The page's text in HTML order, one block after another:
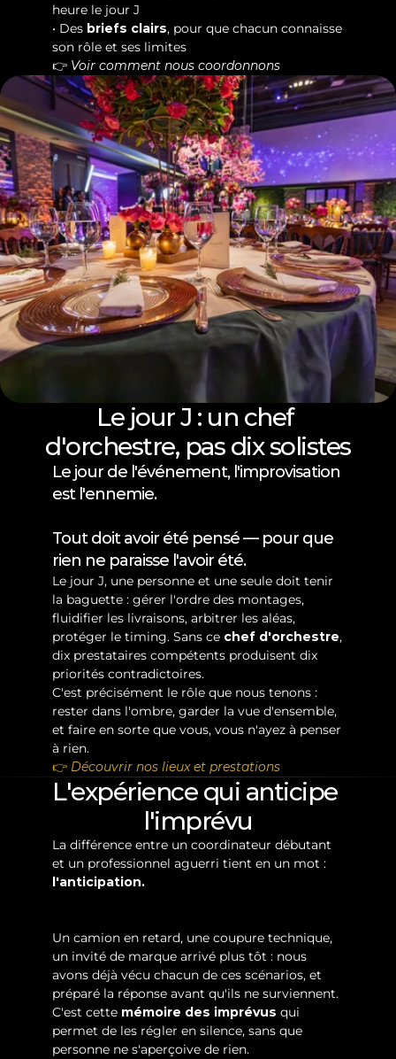
heure le jour J
• Des briefs clairs, pour que chacun connaisse
son rôle et ses limites
👉 Voir comment nous coordonnons
Le jour J : un chef
d'orchestre, pas dix solistes
Le jour de l'événement, l'improvisation
est l'ennemie.
Tout doit avoir été pensé — pour que
rien ne paraisse l'avoir été.
Le jour J, une personne et une seule doit tenir
la baguette : gérer l'ordre des montages,
fluidifier les livraisons, arbitrer les aléas,
protéger le timing. Sans ce chef d'orchestre,
dix prestataires compétents produisent dix
priorités contradictoires.
C'est précisément le rôle que nous tenons :
rester dans l'ombre, garder la vue d'ensemble,
et faire en sorte que vous, vous n'ayez à penser
à rien.
👉 Découvrir nos lieux et prestations
L'expérience qui anticipe
l'imprévu
La différence entre un coordinateur débutant
l'anticipation.
Un camion en retard, une coupure technique,
un invité de marque arrivé plus tôt : nous
avons déjà vécu chacun de ces scénarios, et
préparé la réponse avant qu'ils ne surviennent.
C'est cette mémoire des imprévus qui
permet de les régler en silence, sans que
personne ne s'aperçoive de rien.